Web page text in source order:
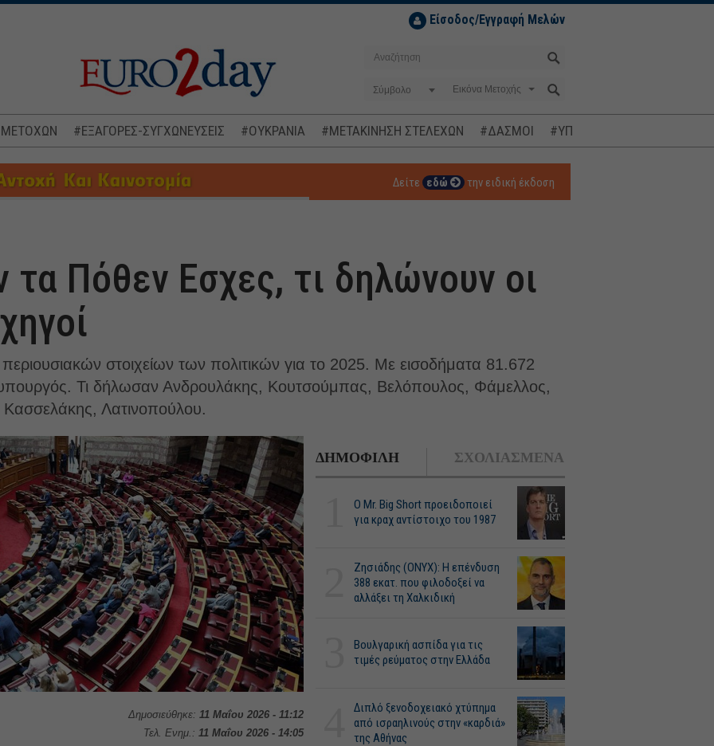
Είσοδος/Εγγραφή Μελών
Σύμβολο
ΜΕΤΟΧΩΝ #ΕΞΑΓΟΡΕΣ-ΣΥΓΧΩΝΕΥΣΕΙΣ #ΟΥΚΡΑΝΙΑ #ΜΕΤΑΚΙΝΗΣΗ ΣΤΕΛΕΧΩΝ #ΔΑΣΜΟΙ #ΥΠΟΚΛΟΠΕΣ
Δείτε εδώ την ειδική έκδοση
τα Πόθεν Εσχες, τι δηλώνουν οι
στοιχείων των πολιτικών για το 2025. Με εισοδήματα 81.672
Τι δήλωσαν Ανδρουλάκης, Κουτσούμπας, Βελόπουλος, Φάμελλος,
Λατινοπούλου.
Δημοσιεύθηκε: 11 Μαΐου 2026 - 11:12
Τελ. Ενημ.: 11 Μαΐου 2026 - 14:05
ΔΗΜΟΦΙΛΗ ΣΧΟΛΙΑΣΜΕΝΑ
O Mr. Big Short προειδοποιεί
για κραχ αντίστοιχο του 1987
Ζησιάδης (ONYX): Η επένδυση
388 εκατ. που φιλοδοξεί να
αλλάξει τη Χαλκιδική
Βουλγαρική ασπίδα για τις
τιμές ρεύματος στην Ελλάδα
Διπλό ξενοδοχειακό χτύπημα
από ισραηλινούς στην «καρδιά»
της Αθήνας